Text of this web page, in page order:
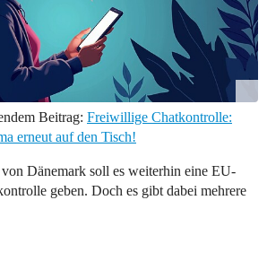
Beitrag: Freiwillige Chatkontrolle:
erneut auf den Tisch!
Dänemark soll es weiterhin eine EU-
geben. Doch es gibt dabei mehrere